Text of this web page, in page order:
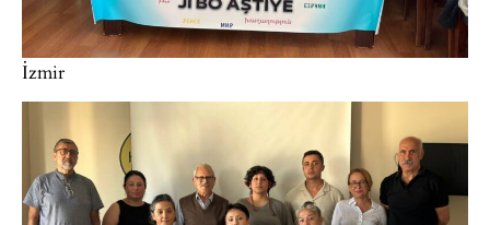
İzmir